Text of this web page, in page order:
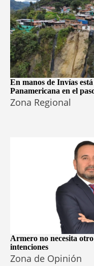
En manos de Invías
Panamericana en el
Zona Regional
Armero no necesita
intenciones
Zona de Opinión